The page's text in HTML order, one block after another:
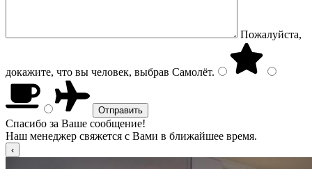
Пожалуйста,
докажите, что вы человек, выбрав Самолёт.
Спасибо за Ваше сообщение!
Наш менеджер свяжется с Вами в ближайшее время.